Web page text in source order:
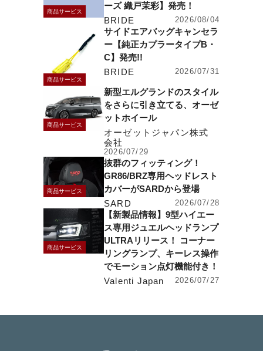
商品サービス
ーズ 織戸茉彩】発売！
BRIDE
2026/08/04
商品サービス
サイドエアバッグキャンセラ
ー【純正カプラータイプB・
C】発売!!
BRIDE
2026/07/31
商品サービス
新型エルグランドのスタイル
をさらに引き立てる、オーゼ
ットホイール
オーゼットジャパン株式
会社
2026/07/29
商品サービス
抜群のフィッティング！
GR86/BRZ専用ヘッドレスト
カバーがSARDから登場
SARD
2026/07/28
商品サービス
【新製品情報】9型ハイエー
ス専用ジュエルヘッドランプ
ULTRAリリース！ コーナー
リングランプ、キーレス操作
でモーション点灯機能付き！
Valenti Japan
2026/07/27